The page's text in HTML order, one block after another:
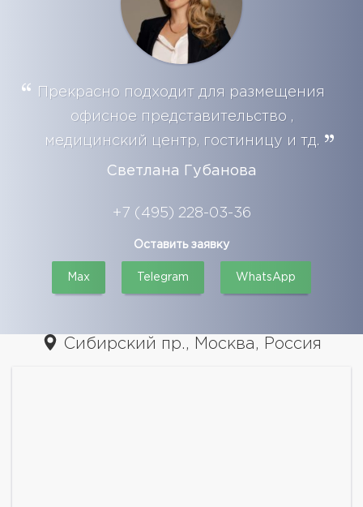
Прекрасно подходит для размещения
офисное представительство ,
медицинский центр, гостиницу и тд.
Светлана Губанова
+7 (495) 228-03-36
Оставить заявку
Max Telegram WhatsApp
Сибирский пр., Москва, Россия